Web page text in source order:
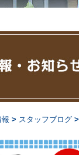
> スタッフブログ